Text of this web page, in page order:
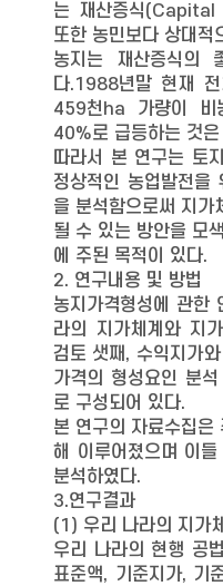
는 재산증식(Capital
또한 농민보다 상대적
농지는 재산증식의
다.1988년말 현재
459천ha 가량이 비
40%로 급등하는 것
따라서 본 연구는 토
정상적인 농업발전을
을 분석함으로써 지가
될 수 있는 방안을 모
에 주된 목적이 있다.
2. 연구내용 및 방법
농지가격형성에 관한
라의 지가체계와 지
검토 샛째, 수익지가
가격의 형성요인 분
로 구성되어 있다.
본 연구의 자료수집은
해 이루어졌으며 이
분석하였다.
3.연구결과
(1) 우리 나라의 지가
우리 나라의 현행 공
표준액, 기준지가, 기